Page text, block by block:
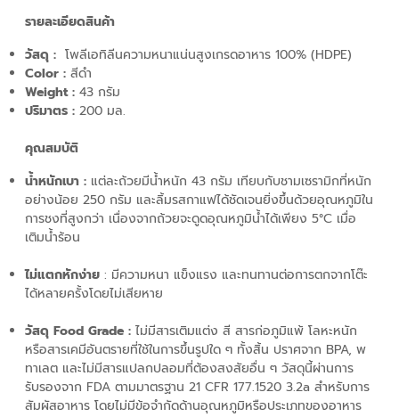
รายละเอียดสินค้า
วัสดุ : โพลีเอทิลีนความหนาแน่นสูงเกรดอาหาร 100% (HDPE)
Color : สีดำ
Weight : 43 กรัม
ปริมาตร : 200 มล.
คุณสมบัติ
น้ำหนักเบา : แต่ละถ้วยมีน้ำหนัก 43 กรัม เทียบกับชามเซรามิกที่หนัก
อย่างน้อย 250 กรัม และลิ้มรสกาแฟได้ชัดเจนยิ่งขึ้นด้วยอุณหภูมิใน
การชงที่สูงกว่า เนื่องจากถ้วยจะดูดอุณหภูมิน้ำได้เพียง 5°C เมื่อ
เติมน้ำร้อน
ไม่แตกหักง่าย : มีความหนา แข็งแรง และทนทานต่อการตกจากโต๊ะ
ได้หลายครั้งโดยไม่เสียหาย
วัสดุ Food Grade : ไม่มีสารเติมแต่ง สี สารก่อภูมิแพ้ โลหะหนัก
หรือสารเคมีอันตรายที่ใช้ในการขึ้นรูปใด ๆ ทั้งสิ้น ปราศจาก BPA, พ
ทาเลต และไม่มีสารแปลกปลอมที่ต้องสงสัยอื่น ๆ วัสดุนี้ผ่านการ
รับรองจาก FDA ตามมาตรฐาน 21 CFR 177.1520 3.2a สำหรับการ
สัมผัสอาหาร โดยไม่มีข้อจำกัดด้านอุณหภูมิหรือประเภทของอาหาร